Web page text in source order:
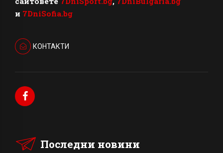
и 7DniSofia.bg
КОНТАКТИ
Последни новини